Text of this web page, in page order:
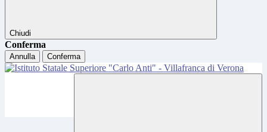
Chiudi
Conferma
Annulla Conferma